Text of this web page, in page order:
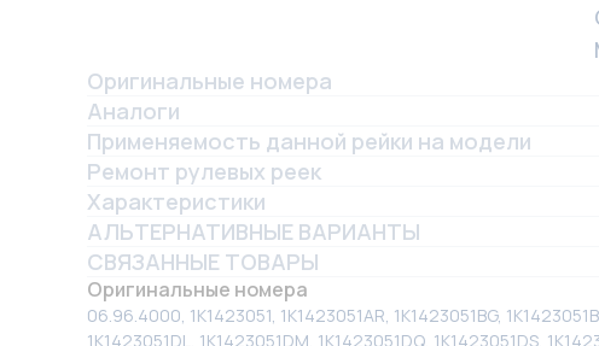
Оригинальные номера
Аналоги
Применяемость данной рейки на модели
Ремонт рулевых реек
Характеристики
АЛЬТЕРНАТИВНЫЕ ВАРИАНТЫ
СВЯЗАННЫЕ ТОВАРЫ
Оригинальные номера
06.96.4000, 1K1423051, 1K1423051AR, 1K1423051BG,
1K1423051DL, 1K1423051DM, 1K1423051DQ, 1K1423051DS,